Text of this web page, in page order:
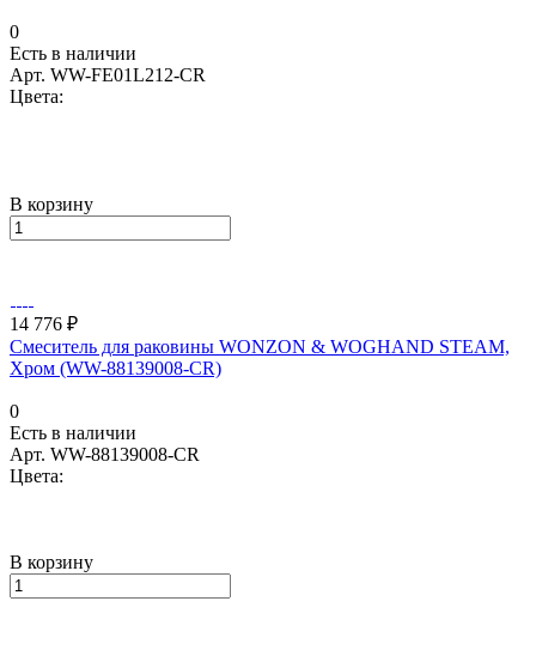
0
Есть в наличии
Арт. WW-FE01L212-CR
Цвета:
В корзину
14 776 ₽
Смеситель для раковины WONZON & WOGHAND STEAM,
Хром (WW-88139008-CR)
0
Есть в наличии
Арт. WW-88139008-CR
Цвета:
В корзину